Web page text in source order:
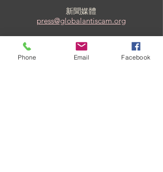
新聞媒體
press@globalantiscam.org
志工管理
hr@globalantiscam.org
Phone Email Facebook